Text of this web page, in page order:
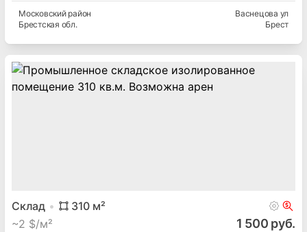
Московскийрайон
Брестская обл.
Васнецова ул
Брест
Склад 310 м²
~2 $/м² 1 500 руб.